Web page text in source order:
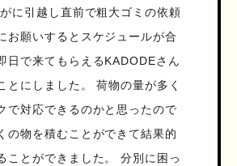
に引越し直前で粗大ゴミの依頼
お願いするとスケジュールが合
日で来てもらえるKADODEさん
とにしました。 荷物の量が多く
で対応できるのかと思ったので
の物を積むことができて結果的
ことができました。 分別に困っ